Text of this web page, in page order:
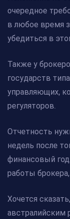
очередное
в любое время
убедиться в
Также у
государств
управляющих,
регуляторов.
Отчетность
недель после
финансовый
работы
Хочется
австралийским